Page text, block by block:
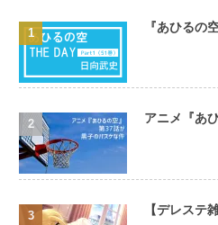
『あひるの
アニメ『あ
【デレステ